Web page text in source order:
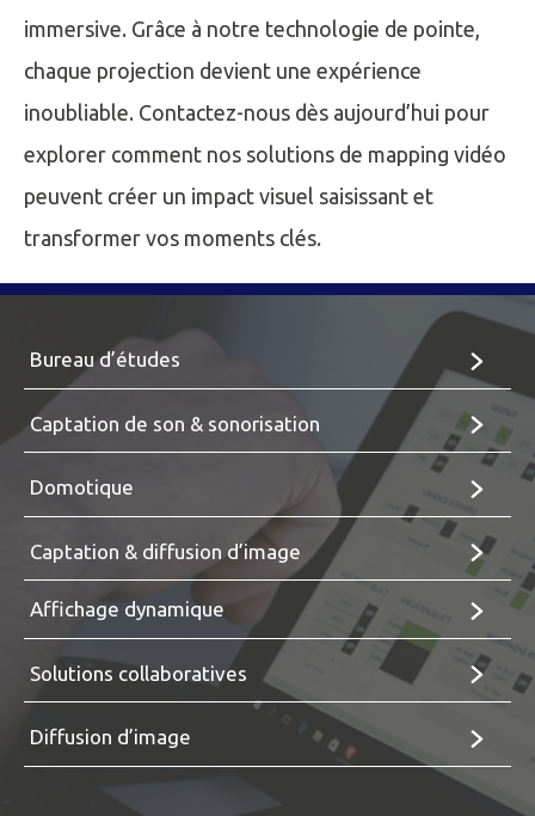
immersive. Grâce à notre technologie de pointe,
chaque projection devient une expérience
inoubliable. Contactez-nous dès aujourd’hui pour
explorer comment nos solutions de mapping vidéo
peuvent créer un impact visuel saisissant et
transformer vos moments clés.
Bureau d’études
Captation de son & sonorisation
Domotique
Captation & diffusion d’image
Affichage dynamique
Solutions collaboratives
Diffusion d’image